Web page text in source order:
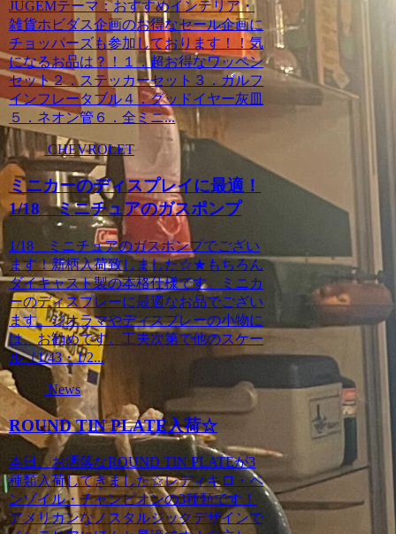
JUGEMテーマ：おすすめインテリア・
雑貨ホビダス企画のお得なセール企画に
チョッパーズも参加しております！！気
になるお品は？！１．超お得なワッペン
セット２．ステッカーセット３．ガルフ
インフレータブル４．グッドイヤー灰皿
５．ネオン管６．全ミニ...
CHEVROLET
ミニカーのディスプレイに最適！
1/18 ミニチュアのガスポンプ
1/18 ミニチュアのガスポンプでござい
ます！新柄入荷致しました☆★もちろん
ダイキャスト製の本格仕様です。ミニカ
ーのディスプレーに最適なお品でござい
ます。ジオラマやディスプレーの小物に
は、お勧めです。工夫次第で他のスケー
ル（1/43・1/2...
News
ROUND TIN PLATE入荷☆
本日、お洒落なROUND TIN PLATEが3
種類入荷してきました☆レディキロ・ペ
ンゾイル・チャンピオンの3種類です！
アメリカンなノスタルジックデザインで